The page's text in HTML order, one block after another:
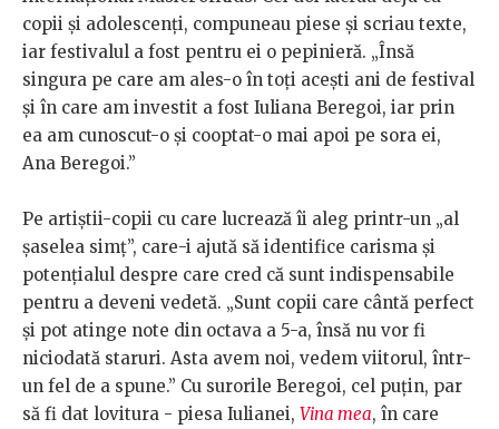
copii și adolescenți, compuneau piese și scriau texte,
iar festivalul a fost pentru ei o pepinieră. „Însă
singura pe care am ales-o în toți acești ani de festival
și în care am investit a fost Iuliana Beregoi, iar prin
ea am cunoscut-o și cooptat-o mai apoi pe sora ei,
Ana Beregoi.”
Pe artiștii-copii cu care lucrează îi aleg printr-un „al
șaselea simț”, care-i ajută să identifice carisma și
potențialul despre care cred că sunt indispensabile
pentru a deveni vedetă. „Sunt copii care cântă perfect
și pot atinge note din octava a 5-a, însă nu vor fi
niciodată staruri. Asta avem noi, vedem viitorul, într-
un fel de a spune.” Cu surorile Beregoi, cel puțin, par
să fi dat lovitura - piesa Iulianei, Vina mea, în care